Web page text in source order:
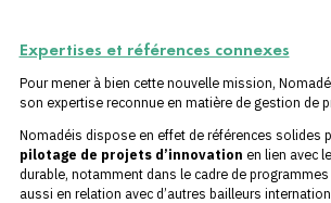
Expertises et références connexes
Pour mener à bien cette nouvelle mission,
son expertise reconnue en matière de gestion de
Nomadéis dispose en effet de références solides
pilotage de projets d’innovation en lien avec
durable, notamment dans le cadre de
aussi en relation avec d’autres bailleurs